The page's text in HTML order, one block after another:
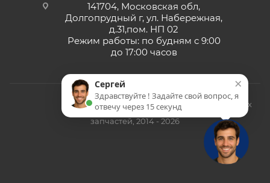
141704, Московская обл,
Долгопрудный г, ул. Набережная,
д.31,пом. НП 02
Режим работы: по будням с 9:00
до 17:00 часов
© ООО «СМП-Проект», поставка серверных
запчастей, 2014 - 2026
×
Сергей
Здравствуйте ! Задайте свой вопрос, я
отвечу через 15 секунд